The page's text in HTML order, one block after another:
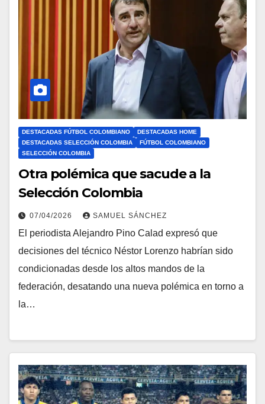
DESTACADAS FÚTBOL COLOMBIANO
DESTACADAS HOME
DESTACADAS SELECCIÓN COLOMBIA
FÚTBOL COLOMBIANO
SELECCIÓN COLOMBIA
Otra polémica que sacude a la
Selección Colombia
07/04/2026 SAMUEL SÁNCHEZ
El periodista Alejandro Pino Calad expresó que
decisiones del técnico Néstor Lorenzo habrían sido
condicionadas desde los altos mandos de la
federación, desatando una nueva polémica en torno a
la…